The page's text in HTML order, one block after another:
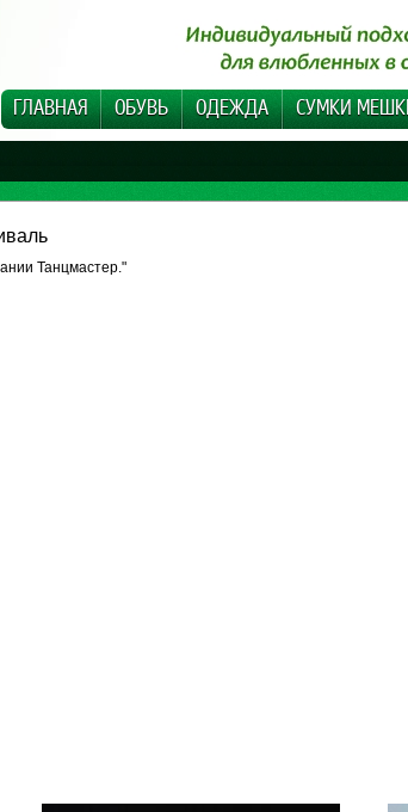
ГЛАВНАЯ ОБУВЬ ОДЕЖДА СУМКИ
Танцмастер."